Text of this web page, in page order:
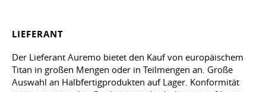
LIEFERANT
Der Lieferant Auremo bietet den Kauf von europäischem
Titan in großen Mengen oder in Teilmengen an. Große
Auswahl an Halbfertigprodukten auf Lager. Konformität